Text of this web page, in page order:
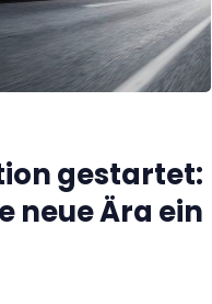
gestartet:
neue Ära ein